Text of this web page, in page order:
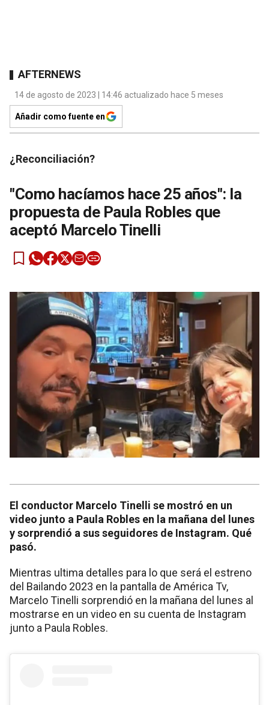
AFTERNEWS
14 de agosto de 2023 | 14:46 actualizado hace 5 meses
Añadir como fuente en
¿Reconciliación?
"Como hacíamos hace 25 años": la
propuesta de Paula Robles que
aceptó Marcelo Tinelli
El conductor Marcelo Tinelli se mostró en un
video junto a Paula Robles en la mañana del lunes
y sorprendió a sus seguidores de Instagram. Qué
pasó.
Mientras ultima detalles para lo que será el estreno
del Bailando 2023 en la pantalla de América Tv,
Marcelo Tinelli sorprendió en la mañana del lunes al
mostrarse en un video en su cuenta de Instagram
junto a Paula Robles.